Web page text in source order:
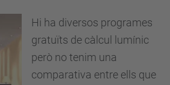
Hi ha diversos programes
gratuïts de càlcul lumínic
però no tenim una
comparativa entre ells que